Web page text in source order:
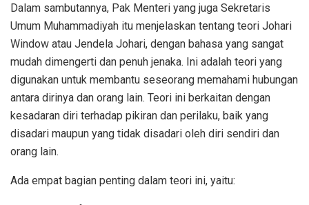
Dalam sambutannya, Pak Menteri yang juga Sekretaris
Umum Muhammadiyah itu menjelaskan tentang teori Johari
Window atau Jendela Johari, dengan bahasa yang sangat
mudah dimengerti dan penuh jenaka. Ini adalah teori yang
digunakan untuk membantu seseorang memahami hubungan
antara dirinya dan orang lain. Teori ini berkaitan dengan
kesadaran diri terhadap pikiran dan perilaku, baik yang
disadari maupun yang tidak disadari oleh diri sendiri dan
orang lain.
Ada empat bagian penting dalam teori ini, yaitu: